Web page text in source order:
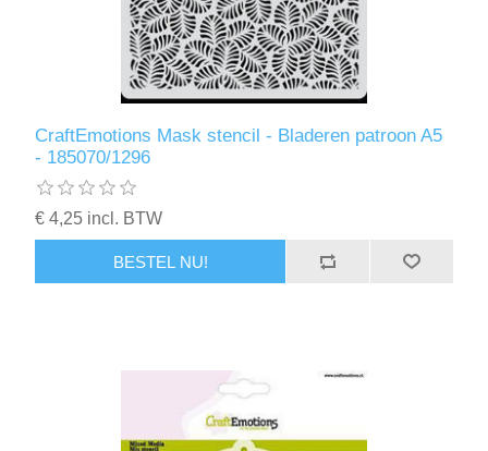
CraftEmotions Mask stencil - Bladeren patroon A5
- 185070/1296
€ 4,25 incl. BTW
BESTEL NU!